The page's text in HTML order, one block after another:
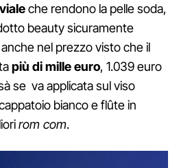
che rendono la pelle soda,
beauty sicuramente
nel prezzo visto che il
più di mille euro, 1.039 euro
se va applicata sul viso
bianco e flûte in
rom com.